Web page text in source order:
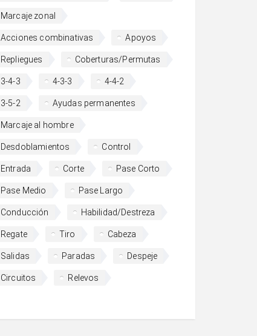
Marcaje zonal
Acciones combinativas Apoyos
Repliegues Coberturas/Permutas
3-4-3 4-3-3 4-4-2
3-5-2 Ayudas permanentes
Marcaje al hombre
Desdoblamientos Control
Entrada Corte Pase Corto
Pase Medio Pase Largo
Conducción Habilidad/Destreza
Regate Tiro Cabeza
Salidas Paradas Despeje
Circuitos Relevos